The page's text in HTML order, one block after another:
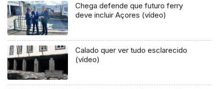
Chega defende que futuro ferry
deve incluir Açores (vídeo)
Calado quer ver tudo esclarecido
(vídeo)